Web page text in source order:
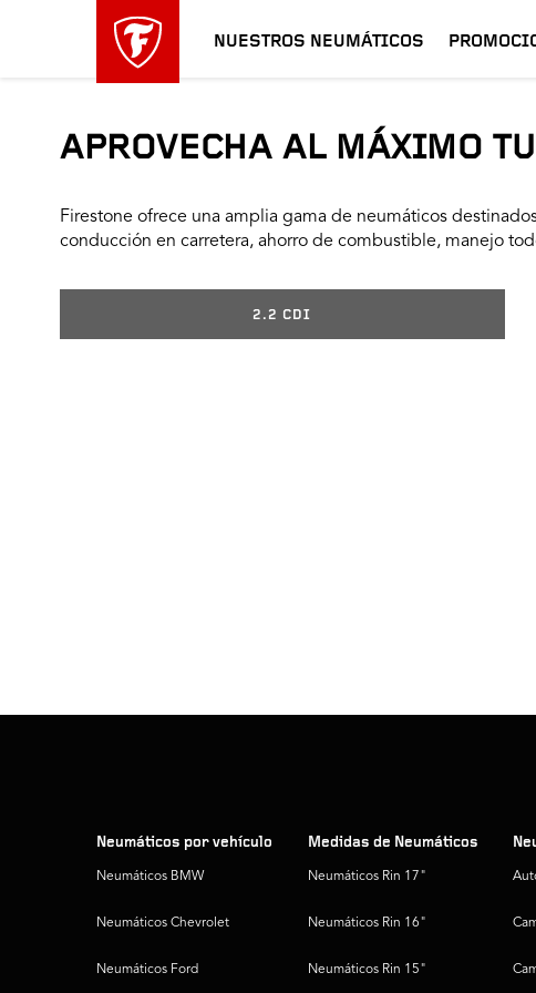
NUESTROS NEUMÁTICOS
APROVECHA AL MÁXIMO
Firestone ofrece una amplia gama de neumáticos
conducción en carretera, ahorro de combustible, manejo
2.2 CDI
Neumáticos por vehículo
Neumáticos BMW
Neumáticos Chevrolet
Neumáticos Ford
Medidas de Neumáticos
Neumáticos Rin 17"
Neumáticos Rin 16"
Neumáticos Rin 15"